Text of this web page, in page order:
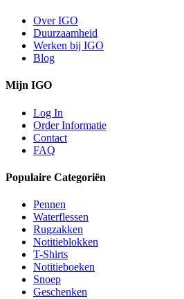
Over IGO
Duurzaamheid
Werken bij IGO
Blog
Mijn IGO
Log In
Order Informatie
Contact
FAQ
Populaire Categoriën
Pennen
Waterflessen
Rugzakken
Notitieblokken
T-Shirts
Notitieboeken
Snoep
Geschenken